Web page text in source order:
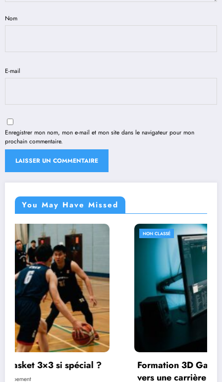
Nom
E-mail
Enregistrer mon nom, mon e-mail et mon site dans le navigateur pour mon
prochain commentaire.
You May Have Missed
NON CLASSÉ
Formation 3D Game Studio : Une
vers une carrière passionnante dans le jeu